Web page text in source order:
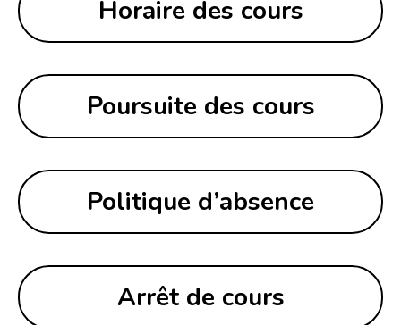
Horaire des cours
Poursuite des cours
Politique d’absence
Arrêt de cours